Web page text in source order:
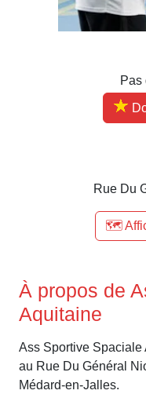
Pas
Rue Du
🗺️
À propos de
Aquitaine
Ass Sportive
au Rue Du Général
Médard-en-Jalles.